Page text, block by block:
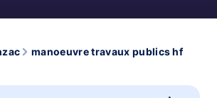
manoeuvre travaux publics hf